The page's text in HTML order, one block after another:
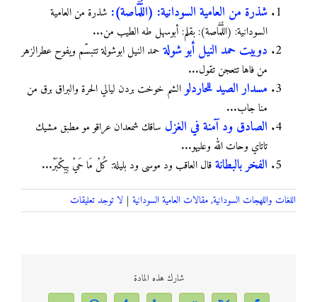
شذرة من العامية السودانية: (اللُّمَّاصة): شذرة من العامية
السودانية: (اللُّمَّاصة): بقلم: أبوسهل طه الطيب من...
دوبيت حمد النيل أبو شولة حمد النيل ابوشولة ﺗﺘﺒﺴّﻢ ﻭﻳﻔﻮﺡ ﻋﻄﺮﺍﻟﺰﻫﺮ
ﻣﻦ ﻓﺎﻫﺎ ﺗﺘﻌﺠﻦ ﺗﻘﻮﻝ...
مسدار الصيد للحاردلوالشم خوخت بردن ليالي الحرة والبراق برق من
منا جاب...
الصادق ود آمنة في الغزل ساقك شمعدان عراقو مو مطبق مشيك
تاتاي وحات الله وعليهو...
الفخر بالبطانةقال العاقب ود موسى ود بليلة: كُلْ مَا حَيْ بِيِكْبَرْ...
اللغات واللهجات السودانية,مقالات العامية السودانية | لا توجد تعليقات
شارك هذه المادة